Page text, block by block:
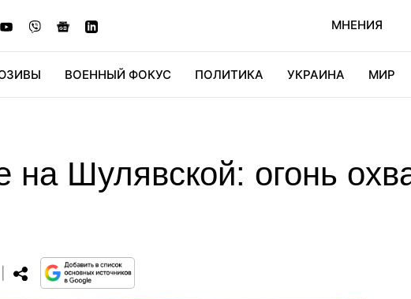
МНЕНИЯ
ВОЕННЫЙ ФОКУС ПОЛИТИКА УКРАИНА МИР
Шулявской: огонь